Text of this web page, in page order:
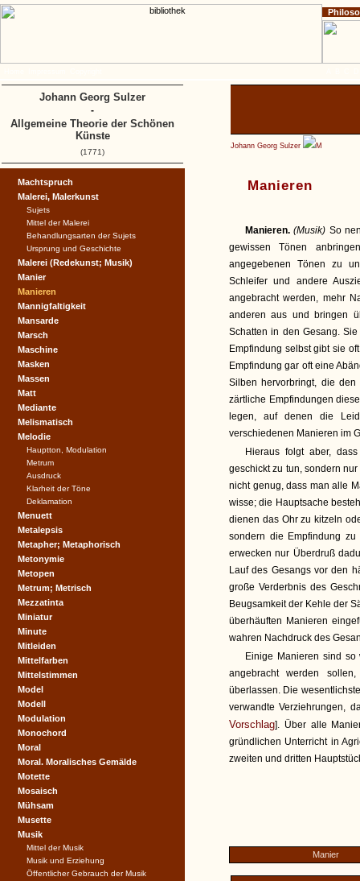
Johann Georg Sulzer M
Manieren
Manieren.(Musik) So
gewissen Tönen
angegebenen Tönen zu
Schleifer und andere
angebracht werden, mehr
anderen aus und bringen
Schatten in den Gesang.
Empfindung selbst gibt sie
Empfindung gar oft eine
Silben hervorbringt, die
zärtliche Empfindungen
legen, auf denen die
verschiedenen Manieren im
Hieraus folgt aber,
geschickt zu tun, sondern
nicht genug, dass man alle
wisse; die Hauptsache
dienen das Ohr zu kitzeln
sondern die Empfindung
erwecken nur Überdruß
Lauf des Gesangs vor den
große Verderbnis des
Beugsamkeit der Kehle der
überhäuften Manieren
wahren Nachdruck des
Einige Manieren sind
angebracht werden
überlassen. Die
verwandte Verziehrungen,
Vorschlag]. Über alle
gründlichen Unterricht in
zweiten und dritten
Manier
Machtspruch
Malerei, Malerkunst
Sujets
Mittel der Malerei
Behandlungsarten der Sujets
Ursprung und Geschichte
Malerei (Redekunst; Musik)
Manier
Manieren
Mannigfaltigkeit
Mansarde
Marsch
Maschine
Masken
Massen
Matt
Mediante
Melismatisch
Melodie
Hauptton, Modulation
Metrum
Ausdruck
Klarheit der Töne
Deklamation
Menuett
Metalepsis
Metapher; Metaphorisch
Metonymie
Metopen
Metrum; Metrisch
Mezzatinta
Miniatur
Minute
Mitleiden
Mittelfarben
Mittelstimmen
Model
Modell
Modulation
Monochord
Moral
Moral. Moralisches Gemälde
Motette
Mosaisch
Mühsam
Musette
Musik
Mittel der Musik
Musik und Erziehung
Öffentlicher Gebrauch der Musik
Johann Georg Sulzer
-
Allgemeine Theorie der Schönen
Künste
(1771)